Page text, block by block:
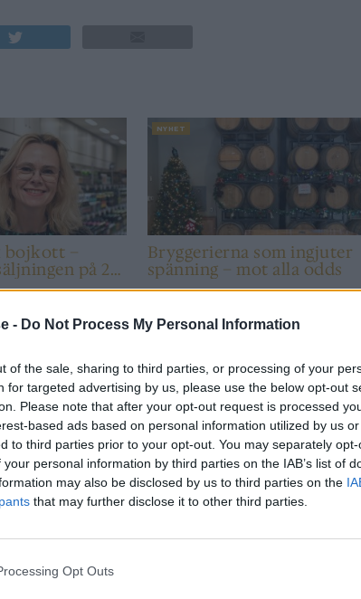
- Do Not Process My Personal Information
of the sale, sharing to third parties, or processing of your
for targeted advertising by us, please use the below opt-out
Please note that after your opt-out request is processed
based ads based on personal information utilized by us
to third parties prior to your opt-out. You may separately
personal information by third parties on the IAB’s list of
may also be disclosed by us to third parties on the
that may further disclose it to other third parties.
Opt Outs
–
på 20
NYHET
Bryggerierna som ingjuter
spänning – mot alla odds